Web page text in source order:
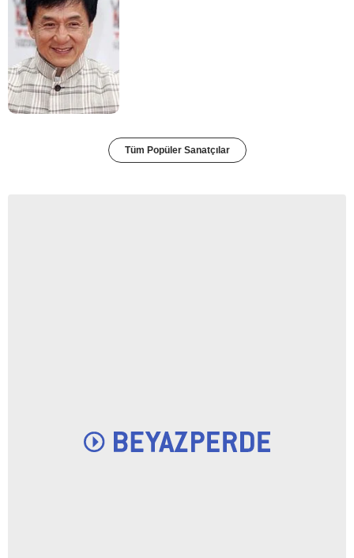
Tüm Popüler Sanatçılar